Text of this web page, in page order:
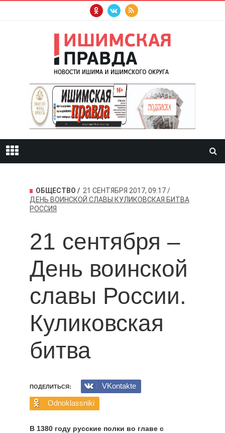
ОБЩЕСТВО
21 СЕНТЯБРЯ 2017, 09:17
ДЕНЬ ВОИНСКОЙ СЛАВЫ КУЛИКОВСКАЯ БИТВА
РОССИЯ
21 сентября –
День воинской
славы России.
Куликовская
битва
ПОДЕЛИТЬСЯ:
VKontakte
Odnoklassniki
В 1380 году русские полки во главе с